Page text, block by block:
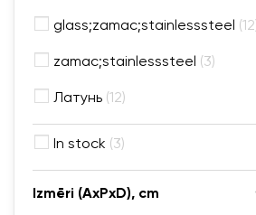
White
glass;zamac;stainlesssteel 12
zamac;stainlesssteel 3
Латунь 12
In stock 3
Izmēri (AxPxD), cm